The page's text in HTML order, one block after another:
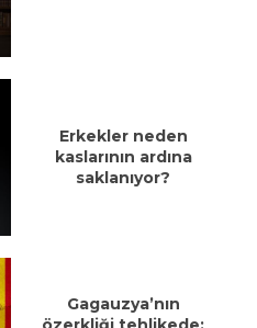
Erkekler neden
kaslarının ardına
saklanıyor?
Gagauzya’nın